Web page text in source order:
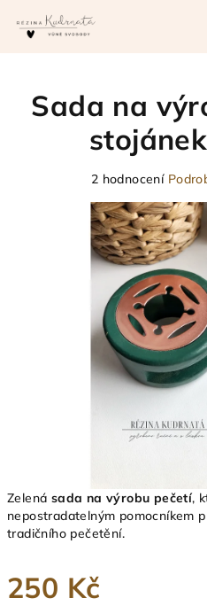
obsah
Zelená sada na výrobu pečetí,
nepostradatelným pomocníkem
tradičního pečetění.
250 Kč
Sada na
Průměrné
produktu
je
5,0
z
hvězdiček.
2 hodnocení